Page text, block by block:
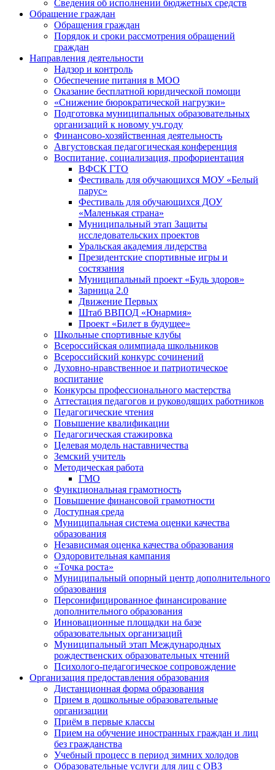
Сведения об исполнении бюджетных средств
Обращение граждан
Обращения граждан
Порядок и сроки рассмотрения обращений
граждан
Направления деятельности
Надзор и контроль
Обеспечение питания в МОО
Оказание бесплатной юридической помощи
«Снижение бюрократической нагрузки»
Подготовка муниципальных образовательных
организаций к новому уч.году
Финансово-хозяйственная деятельность
Августовская педагогическая конференция
Воспитание, социализация, профориентация
ВФСК ГТО
Фестиваль для обучающихся МОУ «Белый
парус»
Фестиваль для обучающихся ДОУ
«Маленькая страна»
Муниципальный этап Защиты
исследовательских проектов
Уральская академия лидерства
Президентские спортивные игры и
состязания
Муниципальный проект «Будь здоров»
Зарница 2.0
Движение Первых
Штаб ВВПОД «Юнармия»
Проект «Билет в будущее»
Школьные спортивные клубы
Всероссийская олимпиада школьников
Всероссийский конкурс сочинений
Духовно-нравственное и патриотическое
воспитание
Конкурсы профессионального мастерства
Аттестация педагогов и руководящих работников
Педагогические чтения
Повышение квалификации
Педагогическая стажировка
Целевая модель наставничества
Земский учитель
Методическая работа
ГМО
Функциональная грамотность
Повышение финансовой грамотности
Доступная среда
Муниципальная система оценки качества
образования
Независимая оценка качества образования
Оздоровительная кампания
«Точка роста»
Муниципальный опорный центр дополнительного
образования
Персонифицированное финансирование
дополнительного образования
Инновационные площадки на базе
образовательных организаций
Муниципальный этап Международных
рождественских образовательных чтений
Психолого-педагогическое сопровождение
Организация предоставления образования
Дистанционная форма образования
Прием в дошкольные образовательные
организации
Приём в первые классы
Прием на обучение иностранных граждан и лиц
без гражданства
Учебный процесс в период зимних холодов
Образовательные услуги для лиц с ОВЗ